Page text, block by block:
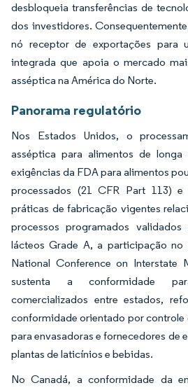
desbloqueia transferências de
dos investidores.
nó receptor de exportações para
integrada que apoia o mercado
asséptica na América do Norte.
Panorama regulatório
Nos Estados Unidos, o
asséptica para alimentos de
exigências da FDA para alimentos
processados (21 CFR Part 113)
práticas de fabricação vigentes
processos programados
lácteos Grade A, a participação no
National Conference on Interstate
sustenta a conformidade
comercializados entre estados,
conformidade orientado por controle
para envasadoras e fornecedores de
plantas de laticínios e bebidas.
No Canadá, a conformidade da